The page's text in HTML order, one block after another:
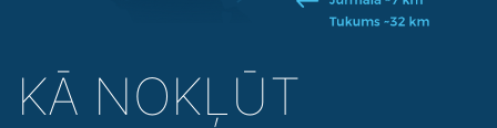
KĀ NOKĻŪT